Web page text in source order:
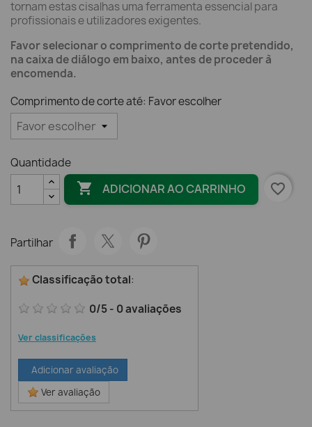
tornam estas cisalhas uma ferramenta essencial para
profissionais e utilizadores exigentes.
Favor selecionar o comprimento de corte pretendido,
na caixa de diálogo em baixo, antes de proceder à
encomenda.
Comprimento de corte até: Favor escolher
Quantidade
 ADICIONAR AO CARRINHO favorite_border
Partilhar
Classificação total:
0/5- 0avaliações
Ver classificações
Adicionar avaliação
Ver avaliação